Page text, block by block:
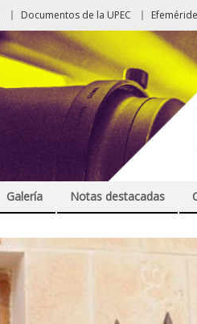
Documentos de la UPEC
Galería Notas destacadas